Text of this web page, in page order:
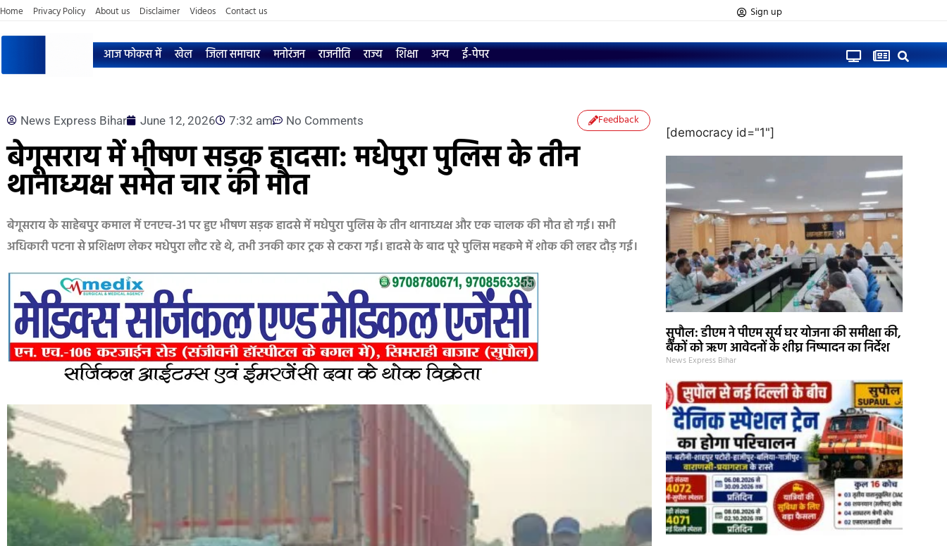
Home Privacy Policy About us Disclaimer Videos Contact us Sign up
आज फोकस में खेल जिला समाचार मनोरंजन राजनीति राज्य शिक्षा अन्य ई-पेपर
News Express Bihar June 12, 2026 7:32 am No Comments Feedback
बेगूसराय में भीषण सड़क हादसा: मधेपुरा पुलिस के तीन
थानाध्यक्ष समेत चार की मौत
बेगूसराय के साहेबपुर कमाल में एनएच-31 पर हुए भीषण सड़क हादसे में मधेपुरा पुलिस के तीन थानाध्यक्ष और एक चालक की मौत हो गई। सभी
अधिकारी पटना से प्रशिक्षण लेकर मधेपुरा लौट रहे थे, तभी उनकी कार ट्रक से टकरा गई। हादसे के बाद पूरे पुलिस महकमे में शोक की लहर दौड़ गई।
[democracy id="1"]
सुपौल: डीएम ने पीएम सूर्य घर योजना की समीक्षा की,
बैंकों को ऋण आवेदनों के शीघ्र निष्पादन का निर्देश
News Express Bihar